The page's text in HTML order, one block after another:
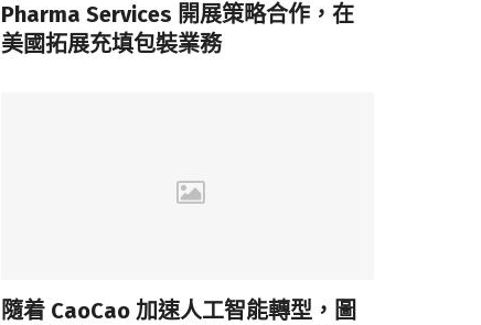
Pharma Services 開展策略合作，在
美國拓展充填包裝業務
隨着 CaoCao 加速人工智能轉型，圖